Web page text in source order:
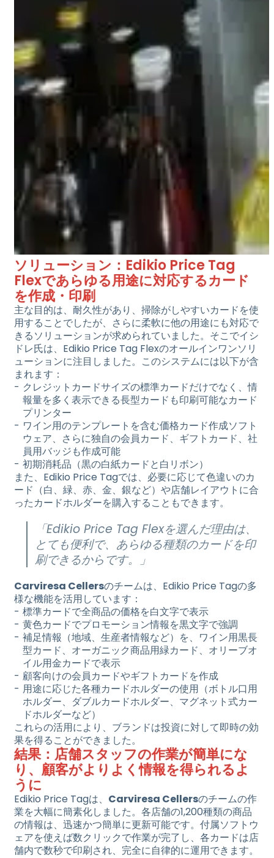
ソリューション：Edikio Price Tag
Flexであらゆる用途に対応するカード
を作成・印刷
主な目的は、耐久性があり、掃除がしやすいカードを使
用することでしたが、さらに柔軟に他の用途にも対応で
きるソリューションが求められていました。そこでイシ
ドレ氏は、Edikio Price Tag Flexのオールインワンソリ
ューションに注目しました。このシステムには以下が含
まれます：
クレジットカードサイズの標準カードだけでなく、情
報量を多く表示できる長型カードも印刷可能なカード
プリンター
ワイン用のテンプレートを含む価格カード作成ソフト
ウェア、さらに独自の会員カード、ギフトカード、社
員用バッジも作成可能
初期消耗品（黒の白紙カードと白リボン）
また、Edikio Price Tagでは、必要に応じて色違いのカ
ード（白、緑、赤、金、銀など）や店舗レイアウトに合
ったカードホルダーを購入することもできます。
「Edikio Price Tag Flexを選んだ理由は、
とても便利で、あらゆる種類のカードを印
刷できるからです。」
Carviresa Cellersのチームは、Edikio Price Tagの多
様な機能を活用しています：
標準カードで全商品の価格を白文字で表示
黄色カードでプロモーション情報を黒文字で強調
補足情報（地域、生産者情報など）を、ワイン用黒長
型カード、オーガニック商品用緑カード、オリーブオ
イル用金カードで表示
顧客向けの会員カードやギフトカードを作成
用途に応じた各種カードホルダーの使用（ボトル口用
ホルダー、ダブルカードホルダー、マグネット式カー
ドホルダーなど）
これらの活用により、ブランドは投資に対して即時の効
果を得ることができました。
結果：店舗スタッフの作業が簡単にな
り、顧客がよりよく情報を得られるよ
うに
Edikio Price Tagは、 Carviresa Cellersのチームの作
業を大幅に簡素化しました。各店舗の1,200種類の商品
の情報は、迅速かつ簡単に更新可能です。付属ソフトウ
ェアを使えば数クリックで作業が完了し、各カードは店
舗内で数秒で印刷され、完全に自律的に運用できます。